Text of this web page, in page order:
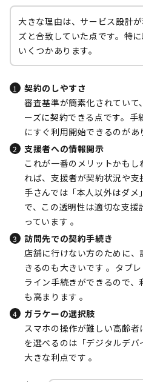
大きな理由は、サービス設計
ズと合致していた点です。特
いくつかあります。
契約のしやすさ
審査基準が簡素化されてい
ーズに契約できる点です。
にすぐ利用開始できるのがあ
支援者への情報開示
これが一番のメリットかも
れば、支援者が契約状況や
手さんでは「本人以外はダ
で、この透明性は適切な支
っています 。
訪問先での契約手続き
店舗に行けない方のために
きるのも大きいです 。タブ
ライン手続きができるので
も高まります 。
ガラケーの選択肢
スマホの操作が難しい高齢
を選べるのは「デジタルデ
大きな利点です 。